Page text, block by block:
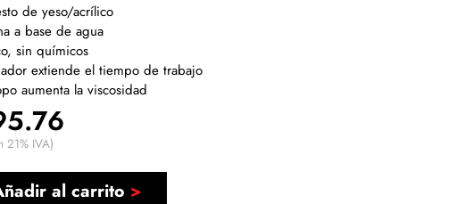
de yeso/acrílico
a base de agua
sin químicos
extiende el tiempo de trabajo
aumenta la viscosidad
21% IVA)
al carrito